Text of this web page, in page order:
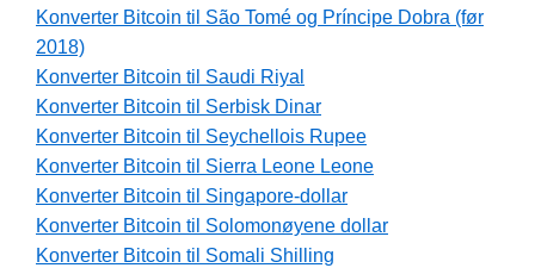
Konverter Bitcoin til São Tomé og Príncipe Dobra (før
2018)
Konverter Bitcoin til Saudi Riyal
Konverter Bitcoin til Serbisk Dinar
Konverter Bitcoin til Seychellois Rupee
Konverter Bitcoin til Sierra Leone Leone
Konverter Bitcoin til Singapore-dollar
Konverter Bitcoin til Solomonøyene dollar
Konverter Bitcoin til Somali Shilling